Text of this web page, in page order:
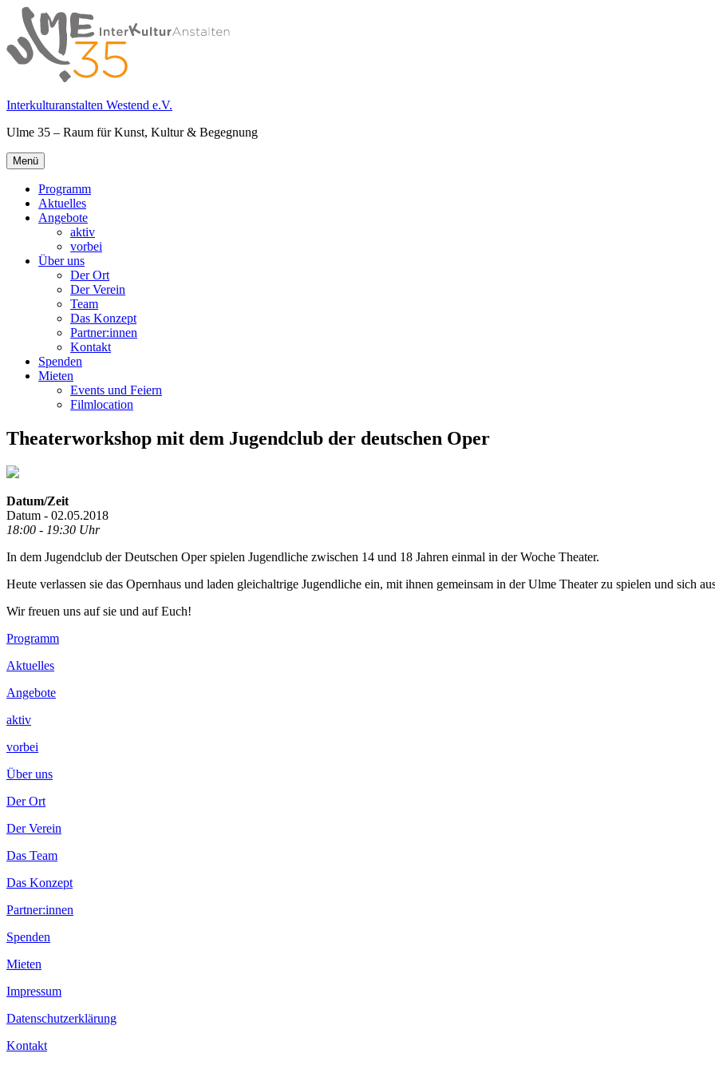
Springe
zum
Inhalt
Interkulturanstalten Westend e.V.
Ulme 35 – Raum für Kunst, Kultur & Begegnung
Primäres
Menü
Menü
Programm
Aktuelles
Angebote
aktiv
vorbei
Über uns
Der Ort
Der Verein
Team
Das Konzept
Partner:innen
Kontakt
Spenden
Mieten
Events und Feiern
Filmlocation
Theaterworkshop mit dem Jugendclub der deutschen Oper
Datum/Zeit
Datum - 02.05.2018
18:00 - 19:30 Uhr
In dem Jugendclub der Deutschen Oper spielen Jugendliche zwischen 14 und 18 Jahren einmal in der Woche Theater.
Heute verlassen sie das Opernhaus und laden gleichaltrige Jugendliche ein, mit ihnen gemeinsam in der Ulme Theater zu spielen und sich
Wir freuen uns auf sie und auf Euch!
Footer
Inhalt
Programm
Aktuelles
Angebote
aktiv
vorbei
Über uns
Der Ort
Der Verein
Das Team
Das Konzept
Partner:innen
Spenden
Mieten
Impressum
Datenschutzerklärung
Kontakt